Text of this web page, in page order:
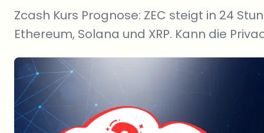
Zcash Kurs Prognose: ZEC steigt in 24
Ethereum, Solana und XRP. Kann die